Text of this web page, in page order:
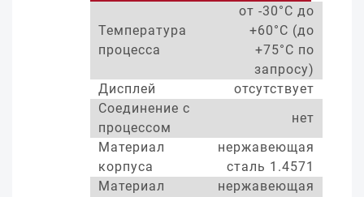
Температура
процесса
от -30°С до
+60°С (до
+75°С по
запросу)
Дисплей
отсутствует
Соединение с
процессом
нет
Материал
корпуса
нержавеющая
сталь 1.4571
Материал
нержавеющая